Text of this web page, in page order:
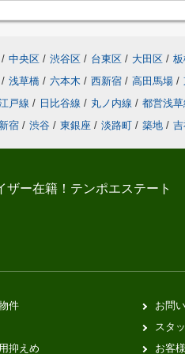
/ 中央区 / 渋谷区 / 台東区 / 大田区 /
/ 浅草橋 / 六本木 / 西新宿 / 高田馬場 /
戸線 / 日比谷線 / 丸ノ内線 / 都営浅草
新宿 / 渋谷 / 東銀座 / 淡路町 / 築地 /
ー在籍！テンポエステート
件
抑えめ
お問
スタ
お客